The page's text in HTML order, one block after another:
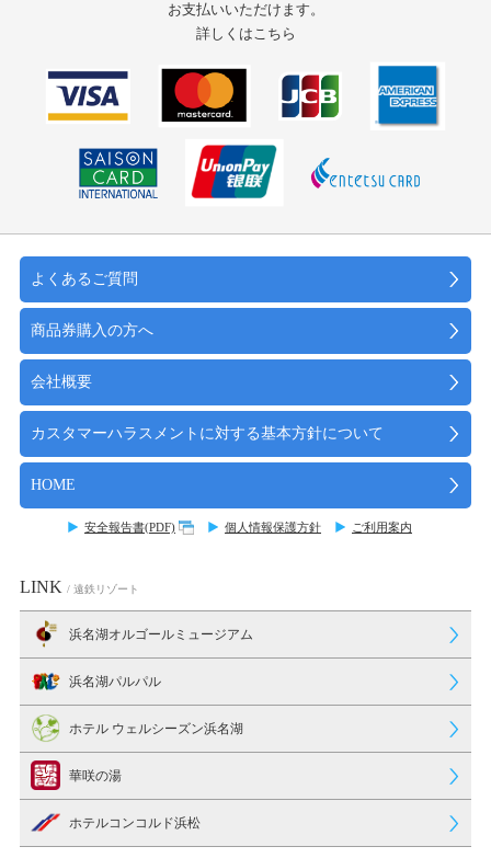
お支払いいただけます。
詳しくはこちら
よくあるご質問
商品券購入の方へ
会社概要
カスタマーハラスメントに対する基本方針について
HOME
安全報告書(PDF) 個人情報保護方針 ご利用案内
LINK / 遠鉄リゾート
浜名湖オルゴールミュージアム
浜名湖パルパル
ホテル ウェルシーズン浜名湖
華咲の湯
ホテルコンコルド浜松